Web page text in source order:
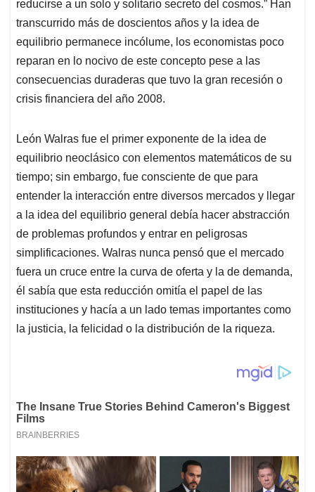
reducirse a un solo y solitario secreto del cosmos.” Han
transcurrido más de doscientos años y la idea de
equilibrio permanece incólume, los economistas poco
reparan en lo nocivo de este concepto pese a las
consecuencias duraderas que tuvo la gran recesión o
crisis financiera del año 2008.
León Walras fue el primer exponente de la idea de
equilibrio neoclásico con elementos matemáticos de su
tiempo; sin embargo, fue consciente de que para
entender la interacción entre diversos mercados y llegar
a la idea del equilibrio general debía hacer abstracción
de problemas profundos y entrar en peligrosas
simplificaciones. Walras nunca pensó que el mercado
fuera un cruce entre la curva de oferta y la de demanda,
él sabía que esta reducción omitía el papel de las
instituciones y hacía a un lado temas importantes como
la justicia, la felicidad o la distribución de la riqueza.